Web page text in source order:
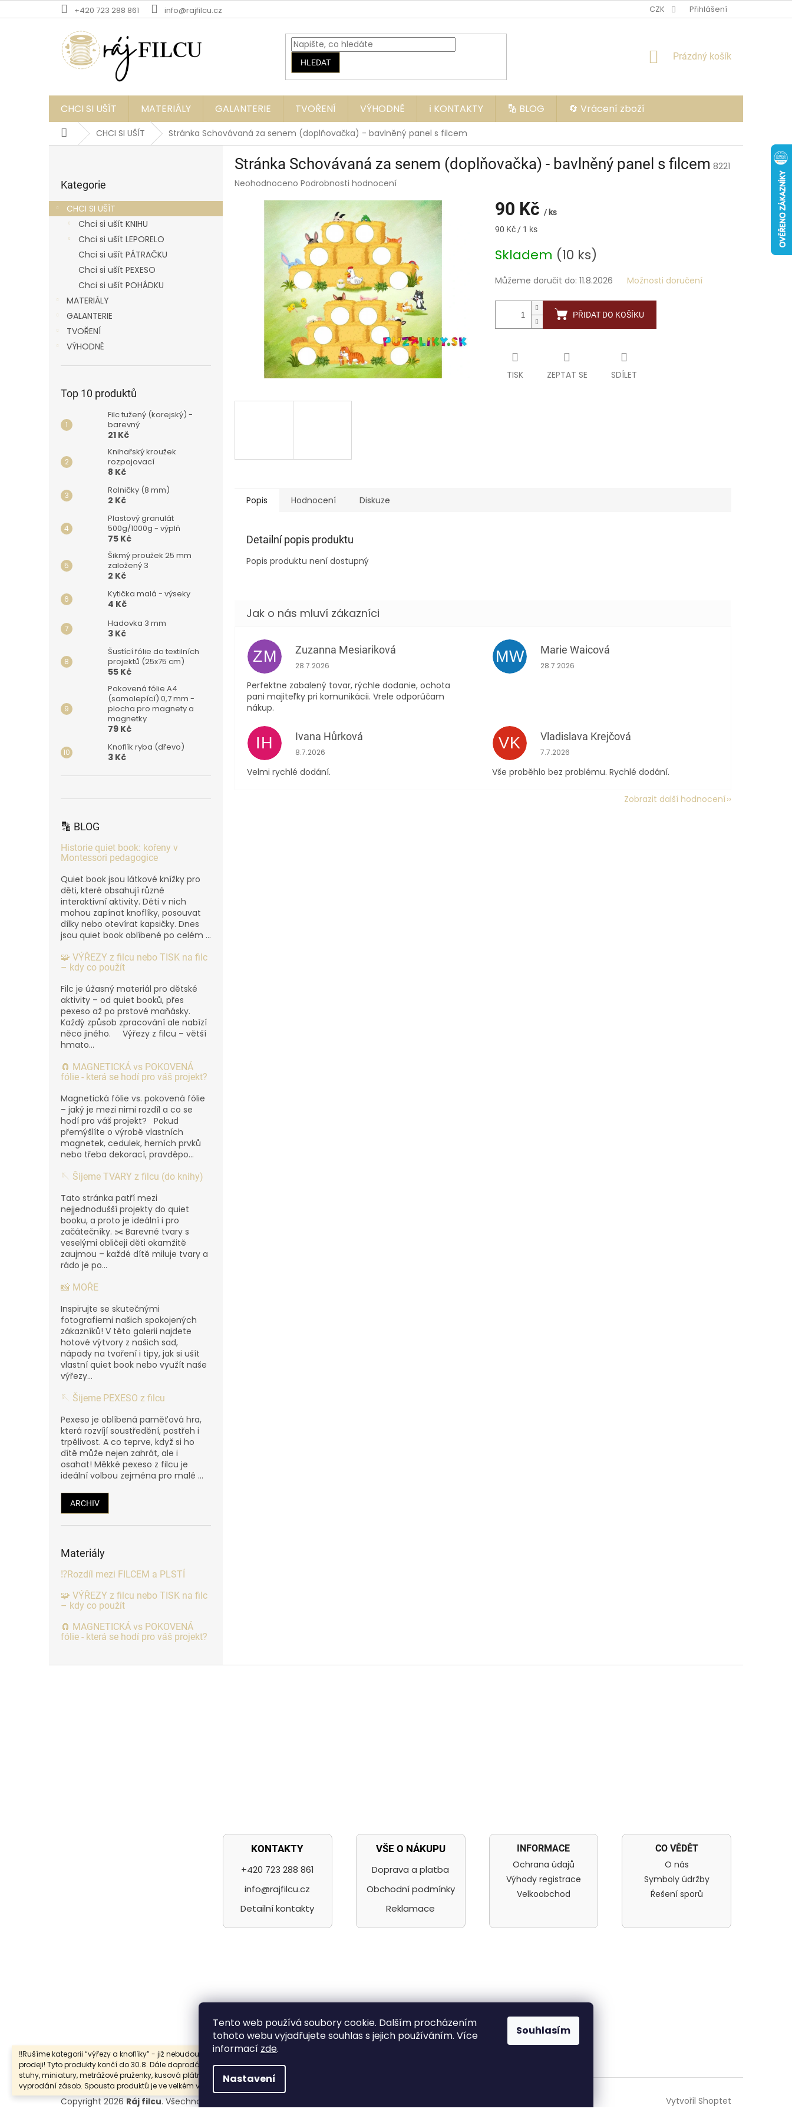
Tento web používá soubory cookie. Dalším procházením
tohoto webu vyjadřujete souhlas s jejich používáním. Více
informací zde.
Nastavení
Souhlasím
na
‼️Rušíme kategorii “výřezy a knoflíky” - již nebudou samostatně v
prodeji! Tyto produkty končí do 30.8. Dále doprodáváme také prýmky,
stuhy, miniatury, metrážové pruženky, kusová plátna … a to do
vyprodání zásob. Spousta produktů je ve velkém výprodeji.
+420 723 288 861 info@rajfilcu.cz CZK Přihlášení
HLEDAT
NÁKUPNÍ
Prázdný košík
CHCI SI UŠÍT MATERIÁLY GALANTERIE TVOŘENÍ VÝHODNĚ ℹ️ KONTAKTY 🔡 BLOG 🔄 Vrácení zboží
DomůCHCI SI UŠÍT Stránka Schovávaná za senem (doplňovačka) - bavlněný panel s filcem
r
a
kategorie
Kategorie
CHCI SI UŠÍT
Chci si ušít KNIHU
Chci si ušít LEPORELO
Chci si ušít PÁTRAČKU
Chci si ušít PEXESO
Chci si ušít POHÁDKU
MATERIÁLY
GALANTERIE
TVOŘENÍ
VÝHODNĚ
Top 10 produktů
Filc tužený (korejský) -
barevný
21 Kč
Knihařský kroužek
rozpojovací
8 Kč
Rolničky (8 mm)
2 Kč
Plastový granulát
500g/1000g - výplň
75 Kč
Šikmý proužek 25 mm
založený 3
2 Kč
Kytička malá - výseky
4 Kč
Hadovka 3 mm
3 Kč
Šustící fólie do textilních
projektů (25x75 cm)
55 Kč
Pokovená fólie A4
(samolepící) 0,7 mm -
plocha pro magnety a
magnetky
79 Kč
Knoflík ryba (dřevo)
3 Kč
🔡 BLOG
Historie quiet book: kořeny v
Montessori pedagogice
Quiet book jsou látkové knížky pro
děti, které obsahují různé
interaktivní aktivity. Děti v nich
mohou zapínat knoflíky, posouvat
dílky nebo otevírat kapsičky. Dnes
jsou quiet book oblíbené po celém ...
🧩 VÝŘEZY z filcu nebo TISK na filc
– kdy co použít
Filc je úžasný materiál pro dětské
aktivity – od quiet booků, přes
pexeso až po prstové maňásky.
Každý způsob zpracování ale nabízí
něco jiného. Výřezy z filcu – větší
hmato...
🧲 MAGNETICKÁ vs POKOVENÁ
fólie - která se hodí pro váš projekt?
Magnetická fólie vs. pokovená fólie
– jaký je mezi nimi rozdíl a co se
hodí pro váš projekt? Pokud
přemýšlíte o výrobě vlastních
magnetek, cedulek, herních prvků
nebo třeba dekorací, pravděpo...
🪡 Šijeme TVARY z filcu (do knihy)
Tato stránka patří mezi
nejjednodušší projekty do quiet
booku, a proto je ideální i pro
začátečníky. ✂️ Barevné tvary s
veselými obličeji děti okamžitě
zaujmou – každé dítě miluje tvary a
rádo je po...
📸 MOŘE
Inspirujte se skutečnými
fotografiemi našich spokojených
zákazníků! V této galerii najdete
hotové výtvory z našich sad,
nápady na tvoření i tipy, jak si ušít
vlastní quiet book nebo využít naše
výřezy...
🪡 Šijeme PEXESO z filcu
Pexeso je oblíbená paměťová hra,
která rozvíjí soustředění, postřeh i
trpělivost. A co teprve, když si ho
dítě může nejen zahrát, ale i
osahat! Měkké pexeso z filcu je
ideální volbou zejména pro malé ...
ARCHIV
Materiály
⁉️Rozdíl mezi FILCEM a PLSTÍ
🧩 VÝŘEZY z filcu nebo TISK na filc
– kdy co použít
🧲 MAGNETICKÁ vs POKOVENÁ
fólie - která se hodí pro váš projekt?
Stránka Schovávaná za senem (doplňovačka) - bavlněný panel s filcem 8221
Průměrné
hvězdiček.
Neohodnoceno Podrobnosti hodnocení
90 Kč / ks
Měrná
90 Kč / 1 ks
Skladem (10 ks)
Můžeme doručit do: 11.8.2026 Možnosti doručení
PŘIDAT DO KOŠÍKU
TISK ZEPTAT SE SDÍLET
Popis Hodnocení Diskuze
Detailní popis produktu
Popis produktu není dostupný
ZM Zuzanna Mesiariková
Hodnocení obchodu je 5 z 5 hvězdiček.
28.7.2026
Perfektne zabalený tovar, rýchle dodanie, ochota
pani majiteľky pri komunikácii. Vrele odporúčam
nákup.
MW Marie Waicová
Hodnocení obchodu je 5 z 5 hvězdiček.
28.7.2026
IH Ivana Hůrková
Hodnocení obchodu je 5 z 5 hvězdiček.
8.7.2026
Velmi rychlé dodání.
VK Vladislava Krejčová
Hodnocení obchodu je 5 z 5 hvězdiček.
7.7.2026
Vše proběhlo bez problému. Rychlé dodání.
Zobrazit další hodnocení
KONTAKTY
+420 723 288 861
info@rajfilcu.cz
Detailní kontakty
VŠE O NÁKUPU
Doprava a platba
Obchodní podmínky
Reklamace
INFORMACE
Ochrana údajů
Výhody registrace
Velkoobchod
CO VĚDĚT
O nás
Symboly údržby
Řešení sporů
Filc a nit, radost mít.
Vytvořil Shoptet
Copyright 2026Ráj filcu. Všechna práva vyhrazena.